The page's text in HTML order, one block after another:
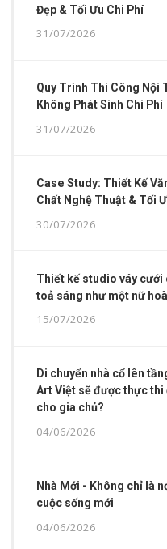
Đẹp & Tối Ưu Chi Phí
31/07/2026
Quy Trình Thi Công Nội
Không Phát Sinh Chi Phí
31/07/2026
Case Study: Thiết Kế
Chất Nghệ Thuật & Tối
30/07/2026
Thiết kế studio váy cưới
toả sáng như một nữ
15/07/2026
Di chuyển nhà cổ lên
Art Việt sẽ được thực
cho gia chủ?
04/06/2026
Nhà Mới - Không chỉ là
cuộc sống mới
04/06/2026